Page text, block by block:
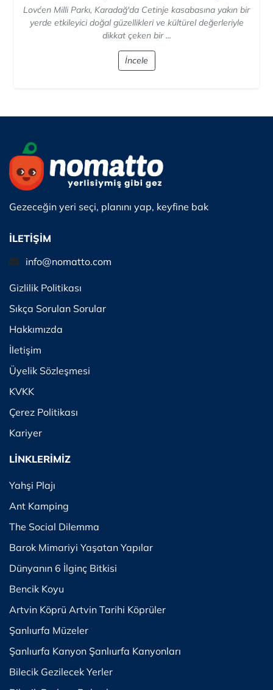
Lovćen Milli Parkı, Karadağ'da Cetinje kasabasına yakın bir
yerde etkileyici doğal güzellikleri ve kültürel değerleriyle
dikkat çeken bir ...
İncele
Gezeceğin yeri seçi, planını yap, keyfine bak
İLETİŞİM
info@nomatto.com
Gizlilik Politikası
Sıkça Sorulan Sorular
Hakkımızda
İletişim
Üyelik Sözleşmesi
KVKK
Çerez Politikası
Kariyer
LİNKLERİMİZ
Yahşi Plajı
Ant Kamping
The Social Dilemma
Barok Mimariyi Yaşatan Yapılar
Dünyanın 6 İlginç Bitkisi
Bencik Koyu
Artvin Köprü Artvin Tarihi Köprüler
Şanlıurfa Müzeler
Şanlıurfa Kanyon Şanlıurfa Kanyonları
Bilecik Gezilecek Yerler